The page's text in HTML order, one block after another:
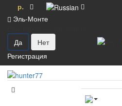
р.
Эль-Монте
Регистрация